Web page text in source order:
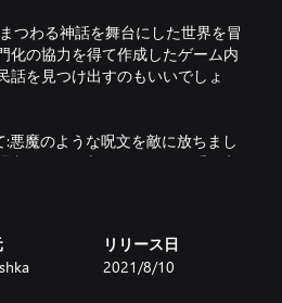
つわる神話を舞台にした世界を冒
化の協力を得て作成したゲーム内
話を見つけ出すのもいいでしょ
:悪魔のような呪文を敵に放ちまし
文カードや新たなスキルを手に入
あなたを苦しめようとしてくる
リリース日
2021/8/10